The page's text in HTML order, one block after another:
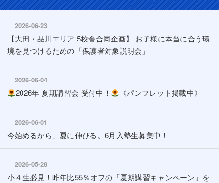
2026-06-23
【大田・品川エリア 5校舎合同企画】 お子様に本当に合う環
境を見つけるための「保護者対象説明会」
2026-06-04
2026年 夏期講習会 受付中！ 《パンフレット掲載中》
2026-06-01
今始めるから、夏に伸びる。6月入塾生募集中！
2026-05-28
小４生必見！昨年比55％オフの「夏期講習キャンペーン」を